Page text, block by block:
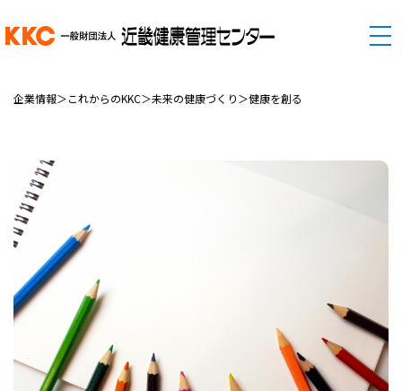
企業情報＞これからのKKC＞未来の健康づくり＞健康を創る